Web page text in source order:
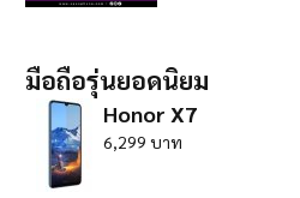
มือถือรุ่นยอดนิยม
Honor X7
6,299 บาท